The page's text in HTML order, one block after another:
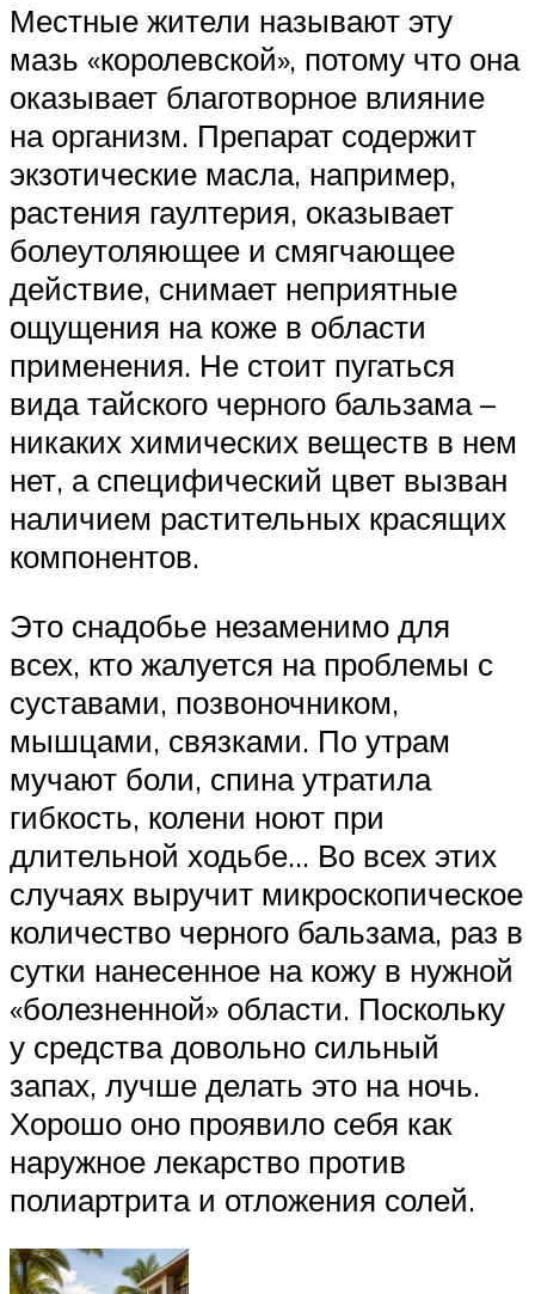
Местные жители называют эту
мазь «королевской», потому что она
оказывает благотворное влияние
на организм. Препарат содержит
экзотические масла, например,
растения гаултерия, оказывает
болеутоляющее и смягчающее
действие, снимает неприятные
ощущения на коже в области
применения. Не стоит пугаться
вида тайского черного бальзама –
никаких химических веществ в нем
нет, а специфический цвет вызван
наличием растительных красящих
компонентов.
Это снадобье незаменимо для
всех, кто жалуется на проблемы с
суставами, позвоночником,
мышцами, связками. По утрам
мучают боли, спина утратила
гибкость, колени ноют при
длительной ходьбе… Во всех этих
случаях выручит микроскопическое
количество черного бальзама, раз в
сутки нанесенное на кожу в нужной
«болезненной» области. Поскольку
у средства довольно сильный
запах, лучше делать это на ночь.
Хорошо оно проявило себя как
наружное лекарство против
полиартрита и отложения солей.